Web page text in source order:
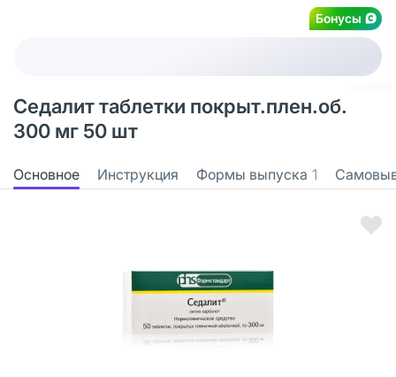
Бонусы
Седалит таблетки покрыт.плен.об.
300 мг 50 шт
Основное Инструкция Формы выпуска 1